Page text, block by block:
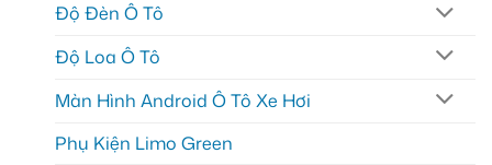
Độ Đèn Ô Tô
Độ Loa Ô Tô
Màn Hình Android Ô Tô Xe Hơi
Phụ Kiện Limo Green